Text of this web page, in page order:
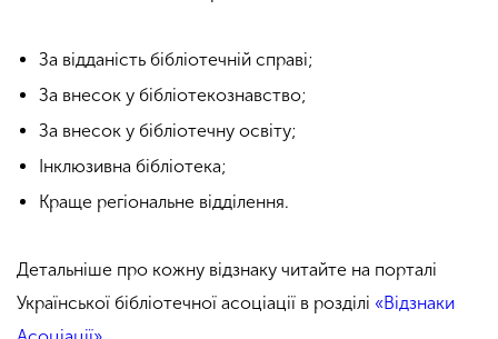
За відданість бібліотечній справі;
За внесок у бібліотекознавство;
За внесок у бібліотечну освіту;
Інклюзивна бібліотека;
Краще регіональне відділення.
Детальніше про кожну відзнаку читайте на порталі
Української бібліотечної асоціації в розділі «Відзнаки